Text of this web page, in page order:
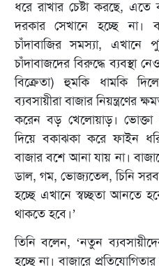
ধরে রাখার চেষ্টা করছে,
দরকার সেখানে হচ্ছে না।
চাঁদাবাজির সমস্যা,
চাঁদাবাজদের বিরুদ্ধে ব্যবস্থা
বিক্রেতা) হুমকি ধামকি
ব্যবসায়ীরা বাজার নিয়ন্ত্রণের
করেন বড় খেলোয়াড়। ভোক্তা
দিয়ে বকাঝকা করে ফাইন
বাজার বশে আনা যায় না।
ডাল, গম, ভোজ্যতেল, চিনি
হচ্ছে এখানে স্বচ্ছতা আনতে
থাকতে হবে।’
তিনি বলেন, ‘নতুন
হচ্ছে না। বাজারে